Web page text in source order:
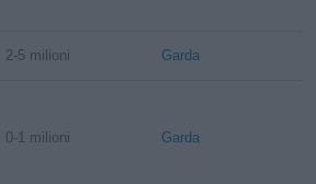
2-5 milioni Garda
0-1 milioni Garda